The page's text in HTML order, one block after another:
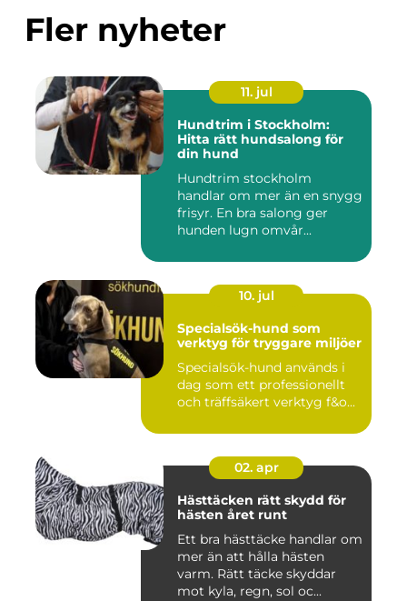
Fler nyheter
11. jul
Hundtrim i Stockholm:
Hitta rätt hundsalong för
din hund
Hundtrim stockholm
handlar om mer än en snygg
frisyr. En bra salong ger
hunden lugn omvår...
10. jul
Specialsök-hund som
verktyg för tryggare miljöer
Specialsök-hund används i
dag som ett professionellt
och träffsäkert verktyg f&o...
02. apr
Hästtäcken rätt skydd för
hästen året runt
Ett bra hästtäcke handlar om
mer än att hålla hästen
varm. Rätt täcke skyddar
mot kyla, regn, sol oc...